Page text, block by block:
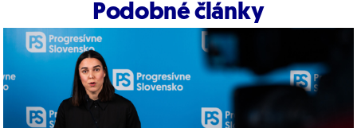
Podobné články